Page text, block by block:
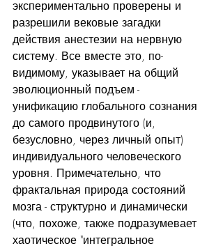
экспериментально проверены и
разрешили вековые загадки
действия анестезии на нервную
систему. Все вместе это, по-
видимому, указывает на общий
эволюционный подъем -
унификацию глобального сознания
до самого продвинутого (и,
безусловно, через личный опыт)
индивидуального человеческого
уровня. Примечательно, что
фрактальная природа состояний
мозга - структурно и динамически
(что, похоже, также подразумевает
хаотическое "интегральное